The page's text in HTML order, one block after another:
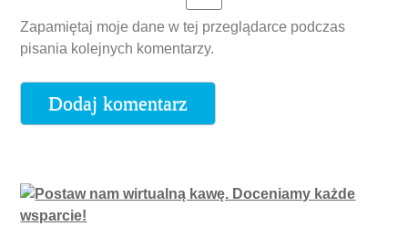
Zapamiętaj moje dane w tej przeglądarce podczas
pisania kolejnych komentarzy.